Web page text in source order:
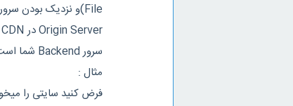
File)و نزدیک بودن سرور به کاربر جهت کاهش تاخیر و بالا بردن سرعت لود پیج است.
سرور Backend شما است که برای لود محتوا داینامیک و پردازش درخواست ها استفاده می شود.
مثال :